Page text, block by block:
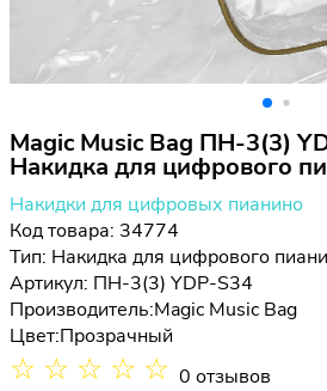
Magic Music Bag ПН-3(3)
Накидка для цифрового
Накидки для цифровых пианино
Код товара: 34774
Тип: Накидка для цифрового
Артикул: ПН-3(3) YDP-S34
Производитель:Magic Music Bag
Цвет:Прозрачный
☆ ☆ ☆ ☆ ☆ 0 отзывов